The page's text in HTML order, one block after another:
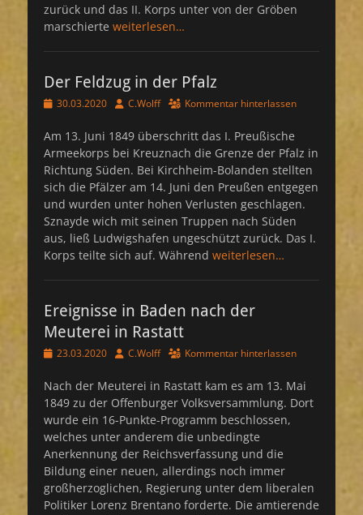
zurück und das II. Korps unter von der Gröben
marschierte weiterlesen…
Der Feldzug in der Pfalz
Veröffentlicht
30.03.2020 AutorC.Wolff Kommentar hinterlassen
Am 13. Juni 1849 überschritt das I. Preußische
Armeekorps bei Kreuznach die Grenze der Pfalz in
Richtung Süden. Bei Kirchheim-Bolanden stellten
sich die Pfälzer am 14. Juni den Preußen entgegen
und wurden unter hohen Verlusten geschlagen.
Sznayde wich mit seinen Truppen nach Süden
aus, ließ Ludwigshafen ungeschützt zurück. Das I.
Korps teilte sich auf. Während weiterlesen…
Ereignisse in Baden nach der
Meuterei in Rastatt
Veröffentlicht
23.03.2020 AutorC.Wolff Kommentar hinterlassen
Nach der Meuterei in Rastatt kam es am 13. Mai
1849 zu der Offenburger Volksversammlung. Dort
wurde ein 16-Punkte-Programm beschlossen,
welches unter anderem die unbedingte
Anerkennung der Reichsverfassung und die
Bildung einer neuen, allerdings noch immer
großherzoglichen, Regierung unter dem liberalen
Politiker Lorenz Brentano forderte. Die amtierende